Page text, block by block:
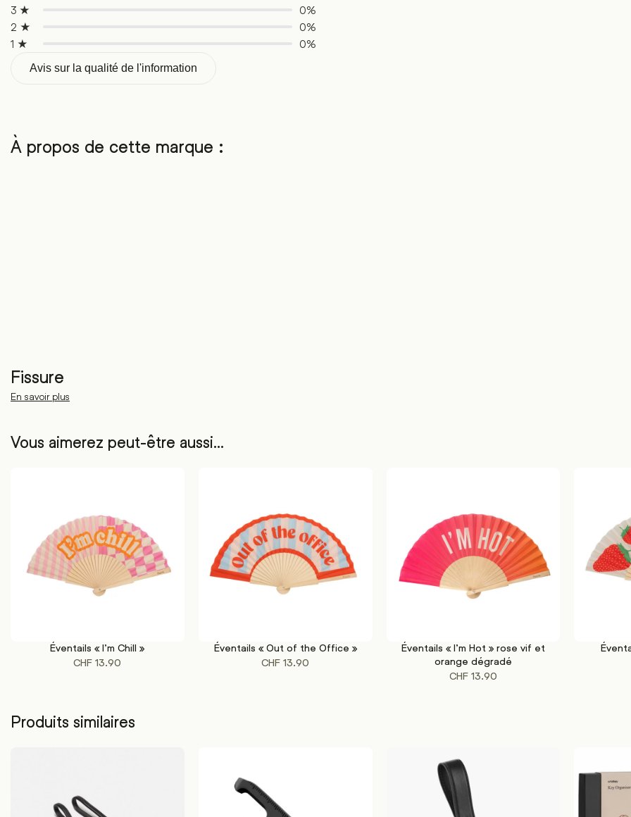
3 ★
0%
2 ★
0%
1 ★
0%
Avis sur la qualité de l'information
À propos de cette marque :
Fissure
En savoir plus
Vous aimerez peut-être aussi…
Éventails « I’m Chill »
CHF 13.90
Éventails « Out of the Office »
CHF 13.90
AJOUTER AU PANIER
Éventails « I’m Hot » rose vif et
orange dégradé
CHF13.90
Produits similaires